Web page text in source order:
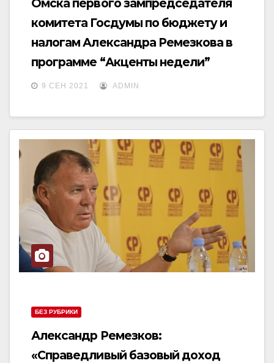
Омска первого зампредседателя
комитета Госдумы по бюджету и
налогам Александра Ремезкова в
программе “Акценты недели”
9 СЕН 2021 ADMIN
БЕЗ РУБРИКИ
Александр Ремезков:
«Справедливый базовый доход